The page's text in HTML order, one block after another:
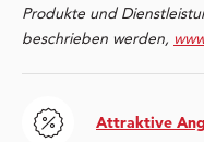
Produkte und
beschrieben werden,
Attraktive